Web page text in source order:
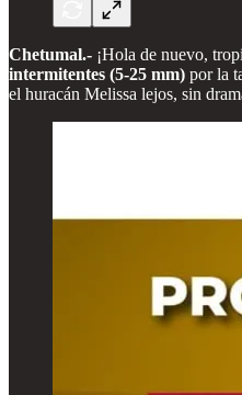
Chetumal.- ¡Hola de nuevo,
intermitentes (5-25 mm) por la
el huracán Melissa lejos, sin